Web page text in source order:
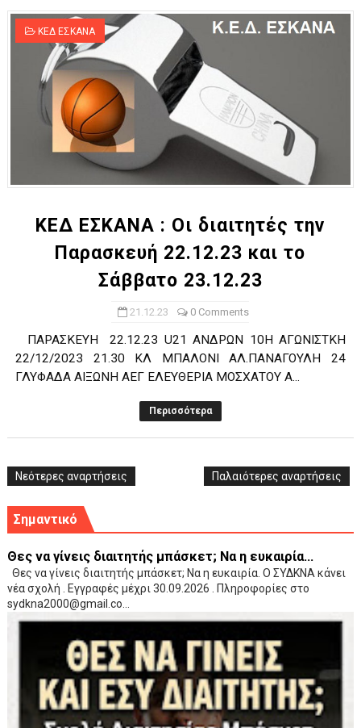
ΚΕΔ ΕΣΚΑΝΑ
ΚΕΔ ΕΣΚΑΝΑ : Οι διαιτητές την
Παρασκευή 22.12.23 και το
Σάββατο 23.12.23
21.12.23 0 Comments
ΠΑΡΑΣΚΕΥΗ 22.12.23 U21 ANΔΡΩΝ 10Η ΑΓΩΝΙΣΤΚΗ
22/12/2023 21.30 ΚΛ ΜΠΑΛΟΝΙ ΑΛ.ΠΑΝΑΓΟΥΛΗ 24
ΓΛΥΦΑΔΑ ΑΙΞΩΝΗ ΑΕΓ ΕΛΕΥΘΕΡΙΑ ΜΟΣΧΑΤΟΥ Α...
Περισσότερα
Νεότερες αναρτήσεις Παλαιότερες αναρτήσεις
Σημαντικό
Θες να γίνεις διαιτητής μπάσκετ; Να η ευκαιρία...
Θες να γίνεις διαιτητής μπάσκετ; Να η ευκαιρία. Ο ΣΥΔΚΝΑ κάνει
νέα σχολή . Εγγραφές μέχρι 30.09.2026 . Πληροφορίες στο
sydkna2000@gmail.co...